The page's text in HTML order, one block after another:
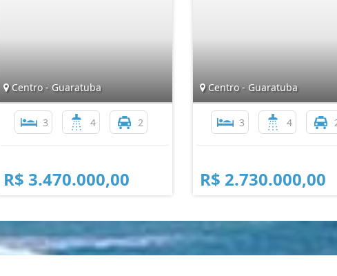
Centro - Guaratuba
3 4 2
R$ 3.470.000,00
Centro - Guaratuba
3 4
R$ 2.730.000,00